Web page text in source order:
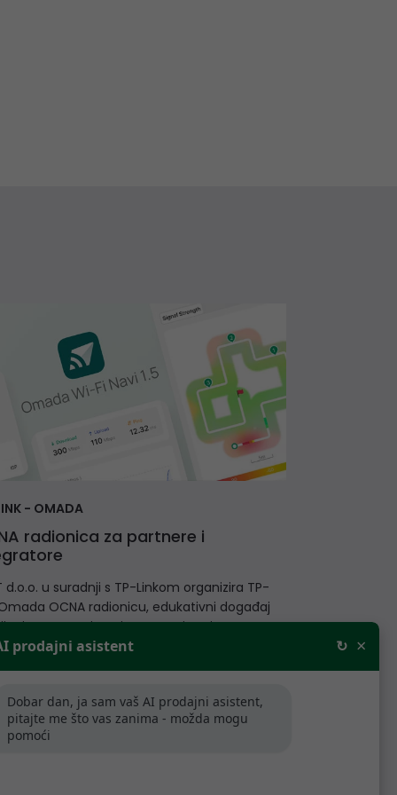
- OMADA
radionica za partnere i
d.o.o. u suradnji s TP-Linkom organizira TP-
OCNA radionicu, edukativni događaj
partnerima, integratorima i IT
koji žele unaprijediti svoje znanje
Link Omada rješenjima, poslovnim mrežama
upravljanju mrežnom
prodajni asistent ↻ ×
Dobar dan, ja sam vaš AI prodajni asistent,
pitajte me što vas zanima - možda mogu
pomoći